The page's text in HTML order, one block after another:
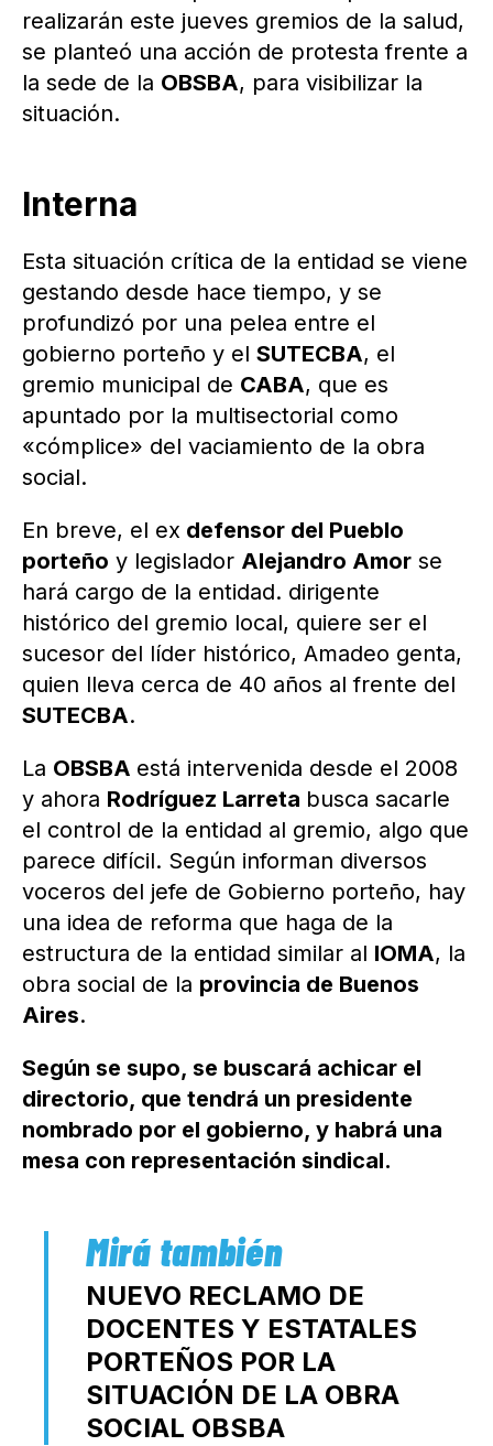
realizarán este jueves gremios de la salud,
se planteó una acción de protesta frente a
la sede de la OBSBA, para visibilizar la
situación.
Interna
Esta situación crítica de la entidad se viene
gestando desde hace tiempo, y se
profundizó por una pelea entre el
gobierno porteño y el SUTECBA, el
gremio municipal de CABA, que es
apuntado por la multisectorial como
«cómplice» del vaciamiento de la obra
social.
En breve, el ex defensor del Pueblo
porteño y legislador Alejandro Amor se
hará cargo de la entidad. dirigente
histórico del gremio local, quiere ser el
sucesor del líder histórico, Amadeo genta,
quien lleva cerca de 40 años al frente del
SUTECBA.
La OBSBA está intervenida desde el 2008
y ahora Rodríguez Larreta busca sacarle
el control de la entidad al gremio, algo que
parece difícil. Según informan diversos
voceros del jefe de Gobierno porteño, hay
una idea de reforma que haga de la
estructura de la entidad similar al IOMA, la
obra social de la provincia de Buenos
Aires.
Según se supo, se buscará achicar el
directorio, que tendrá un presidente
nombrado por el gobierno, y habrá una
mesa con representación sindical.
NUEVO RECLAMO DE
DOCENTES Y ESTATALES
PORTEÑOS POR LA
SITUACIÓN DE LA OBRA
SOCIAL OBSBA